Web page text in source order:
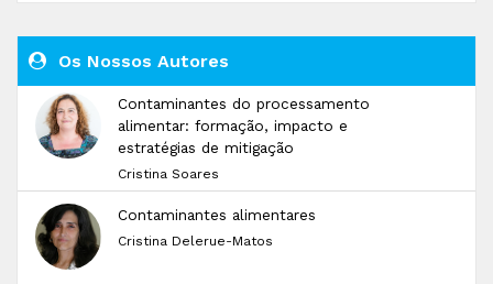
Os Nossos Autores
Contaminantes do processamento
alimentar: formação, impacto e
estratégias de mitigação
Cristina Soares
Contaminantes alimentares
Cristina Delerue-Matos